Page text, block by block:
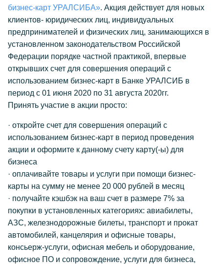
бизнес-карт УРАЛСИБА». Акция действует для новых
клиентов- юридических лиц, индивидуальных
предпринимателей и физических лиц, занимающихся в
установленном законодательством Российской
Федерации порядке частной практикой, впервые
открывших счет для совершения операций с
использованием бизнес-карт в Банке УРАЛСИБ в
период с 01 июня 2020 по 31 августа 2020гг.
Принять участие в акции просто:
· откройте счет для совершения операций с
использованием бизнес-карт в период проведения
акции и оформите к данному счету карту(-ы) для
бизнеса
· оплачивайте товары и услуги при помощи бизнес-
карты на сумму не менее 20 000 рублей в месяц
· получайте кэшбэк на ваш счет в размере 7% за
покупки в установленных категориях: авиабилеты,
АЗС, железнодорожные билеты, транспорт и прокат
автомобилей, канцелярия и офисные товары,
консьерж-услуги, офисная мебель и оборудование,
офисное ПО и сопровождение, услуги для бизнеса,